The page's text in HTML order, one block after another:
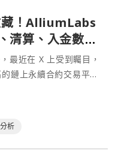
！AlliumLabs
清算、入金數據
最近在 X 上受到矚目，
鏈上永續合約交易平台
Hyperliquid 交易量、
入洞察，填補了先前數
析